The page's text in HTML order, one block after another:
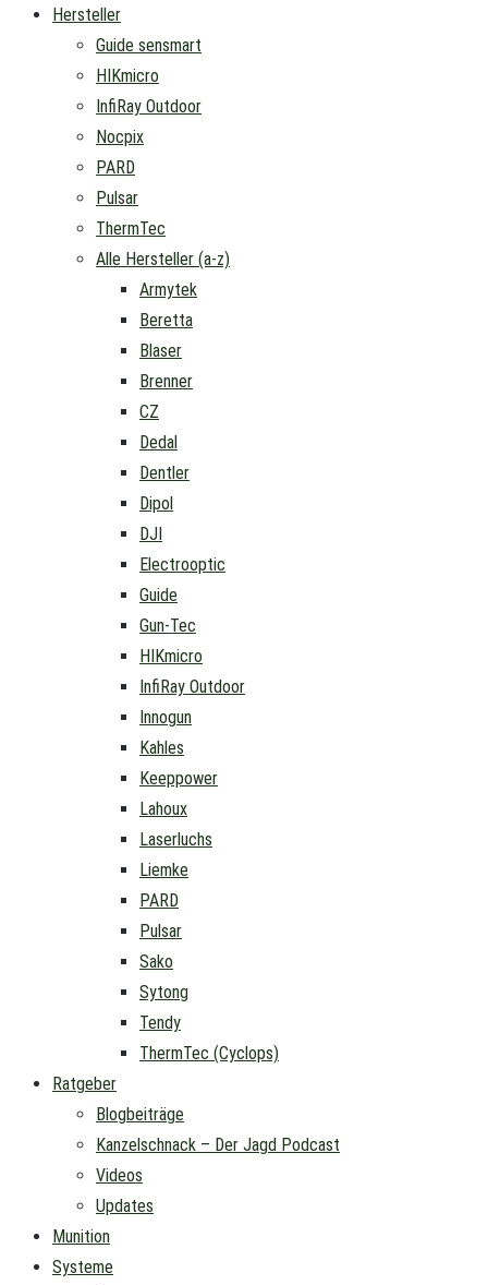
Hersteller
Guide sensmart
HIKmicro
InfiRay Outdoor
Nocpix
PARD
Pulsar
ThermTec
Alle Hersteller (a-z)
Armytek
Beretta
Blaser
Brenner
CZ
Dedal
Dentler
Dipol
DJI
Electrooptic
Guide
Gun-Tec
HIKmicro
InfiRay Outdoor
Innogun
Kahles
Keeppower
Lahoux
Laserluchs
Liemke
PARD
Pulsar
Sako
Sytong
Tendy
ThermTec (Cyclops)
Ratgeber
Blogbeiträge
Kanzelschnack – Der Jagd Podcast
Videos
Updates
Munition
Systeme